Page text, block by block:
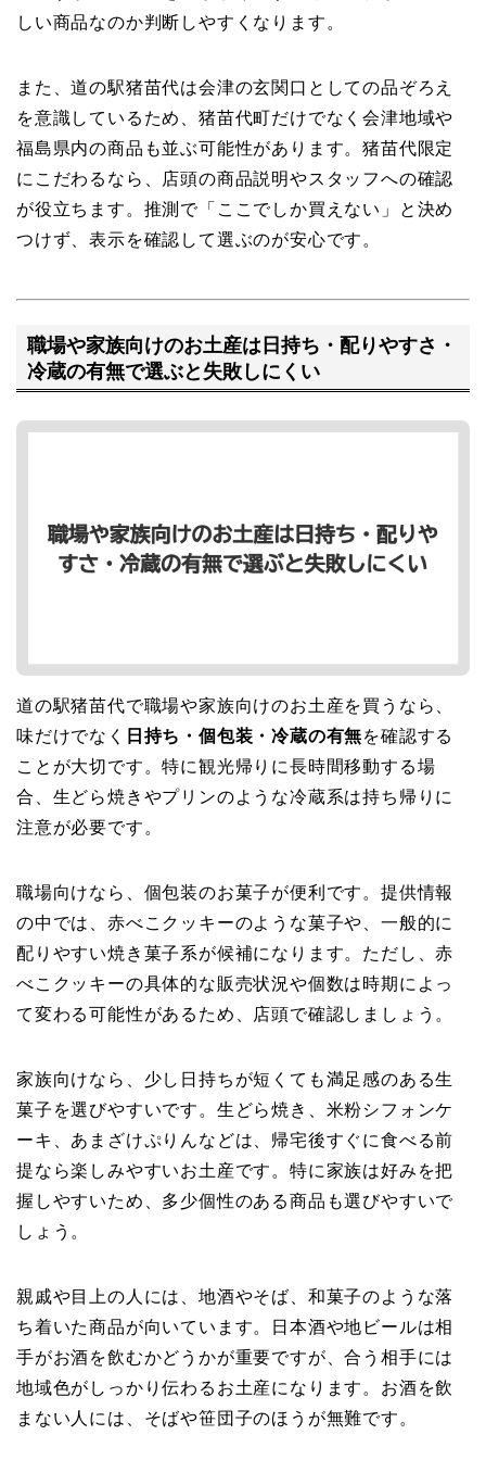
しい商品なのか判断しやすくなります。
また、道の駅猪苗代は会津の玄関口としての品ぞろえ
を意識しているため、猪苗代町だけでなく会津地域や
福島県内の商品も並ぶ可能性があります。猪苗代限定
にこだわるなら、店頭の商品説明やスタッフへの確認
が役立ちます。推測で「ここでしか買えない」と決め
つけず、表示を確認して選ぶのが安心です。
職場や家族向けのお土産は日持ち・配りやすさ・
冷蔵の有無で選ぶと失敗しにくい
道の駅猪苗代で職場や家族向けのお土産を買うなら、
味だけでなく
日持ち・個包装・冷蔵の有無を確認する
ことが大切です。特に観光帰りに長時間移動する場
合、生どら焼きやプリンのような冷蔵系は持ち帰りに
注意が必要です。
職場向けなら、個包装のお菓子が便利です。提供情報
の中では、赤べこクッキーのような菓子や、一般的に
配りやすい焼き菓子系が候補になります。ただし、赤
べこクッキーの具体的な販売状況や個数は時期によっ
て変わる可能性があるため、店頭で確認しましょう。
家族向けなら、少し日持ちが短くても満足感のある生
菓子を選びやすいです。生どら焼き、米粉シフォンケ
ーキ、あまざけぷりんなどは、帰宅後すぐに食べる前
提なら楽しみやすいお土産です。特に家族は好みを把
握しやすいため、多少個性のある商品も選びやすいで
しょう。
親戚や目上の人には、地酒やそば、和菓子のような落
ち着いた商品が向いています。日本酒や地ビールは相
手がお酒を飲むかどうかが重要ですが、合う相手には
地域色がしっかり伝わるお土産になります。お酒を飲
まない人には、そばや笹団子のほうが無難です。